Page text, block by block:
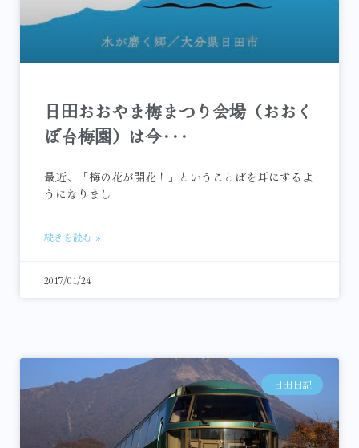
日田おおやま梅まつり会場（おおく
ぼ台梅園）は今･･･
最近、「梅の花が開花！」ということばを耳にするよ
うになりまし
続きを読む »
2017/01/24
日田日記